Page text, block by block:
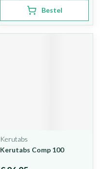
Bestel
Kerutabs
Kerutabs Comp 100